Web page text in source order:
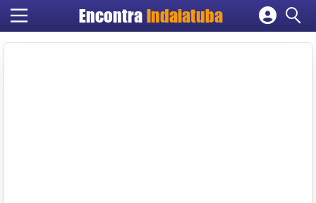
Encontra Indaiatuba
Cadastrar empresa